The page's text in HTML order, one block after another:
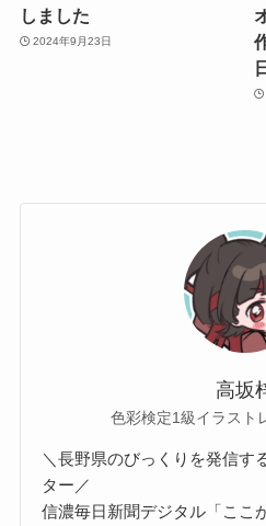
しました
2024年9月23日
高坂
色彩検定1級イラスト
＼長野県のびっくりを発信す
ター／
信濃毎日新聞デジタル「ここ